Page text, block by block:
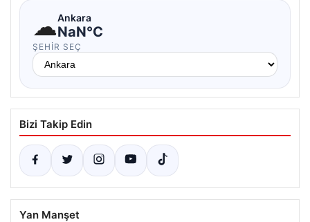
☁Ankara
NaN°C
ŞEHIR SEÇ
Bizi Takip Edin
Yan Manşet